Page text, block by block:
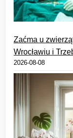
Zaćma u
Wrocławiu i
2026-08-08